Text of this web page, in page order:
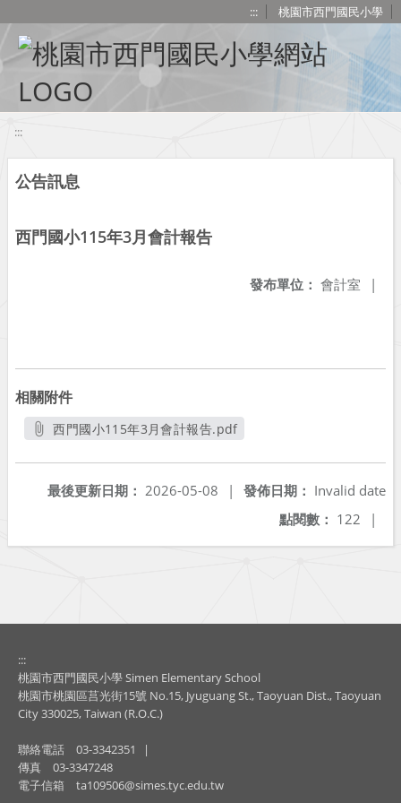
::: 桃園市西門國民小學
:::
公告訊息
西門國小115年3月會計報告
發布單位： 會計室 |
相關附件
西門國小115年3月會計報告.pdf
發佈日期： Invalid date
最後更新日期： 2026-05-08
|
點閱數： 122 |
:::
桃園市西門國民小學 Simen Elementary School
桃園市桃園區莒光街15號 No.15, Jyuguang St., Taoyuan Dist., Taoyuan
City 330025, Taiwan (R.O.C.)
聯絡電話 03-3342351
|
傳真
03-3347248
電子信箱
ta109506@simes.tyc.edu.tw